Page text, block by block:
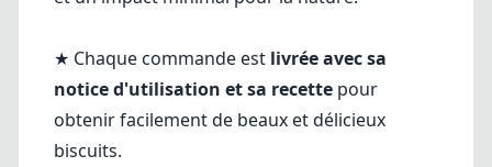
★ Chaque commande est livrée avec sa
notice d'utilisation et sa recette pour
obtenir facilement de beaux et délicieux
biscuits.